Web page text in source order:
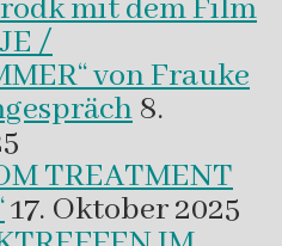
mit dem Film
/
von Frauke
8.
TREATMENT
17. Oktober 2025